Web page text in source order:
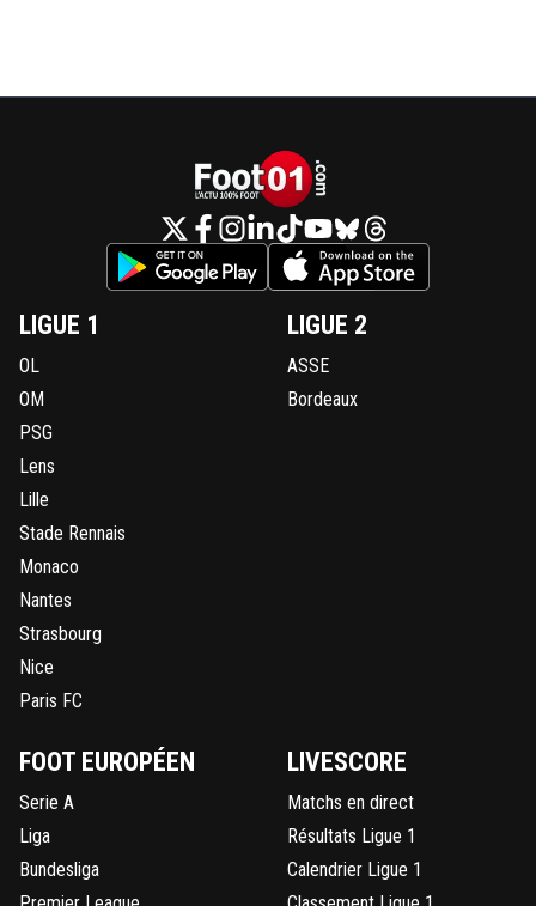
LIGUE 1
OL
OM
PSG
Lens
Lille
Stade Rennais
Monaco
Nantes
Strasbourg
Nice
Paris FC
LIGUE 2
ASSE
Bordeaux
FOOT EUROPÉEN
Serie A
Liga
Bundesliga
LIVESCORE
Matchs en direct
Résultats Ligue 1
Calendrier Ligue 1